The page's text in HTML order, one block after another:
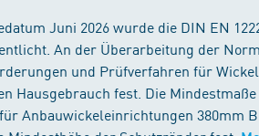
Juni 2026 wurde die DIN EN
An der Überarbeitung der
und Prüfverfahren für
Hausgebrauch fest. Die
Anbauwickeleinrichtungen 380mm